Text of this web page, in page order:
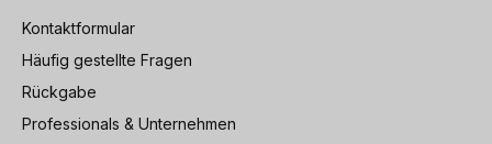
Kontaktformular
Häufig gestellte Fragen
Rückgabe
Professionals & Unternehmen